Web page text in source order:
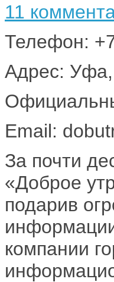
11
Телефон:
Адрес:
Email:
За почти
«Доброе
подарив
компании